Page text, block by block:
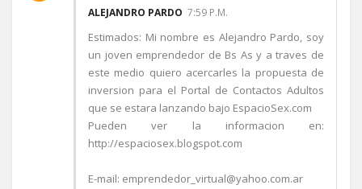
ALEJANDRO PARDO 7:59 P.M.
Estimados: Mi nombre es Alejandro Pardo, soy
un joven emprendedor de Bs As y a traves de
este medio quiero acercarles la propuesta de
inversion para el Portal de Contactos Adultos
que se estara lanzando bajo EspacioSex.com
Pueden ver la informacion en:
http://espaciosex.blogspot.com
E-mail: emprendedor_virtual@yahoo.com.ar